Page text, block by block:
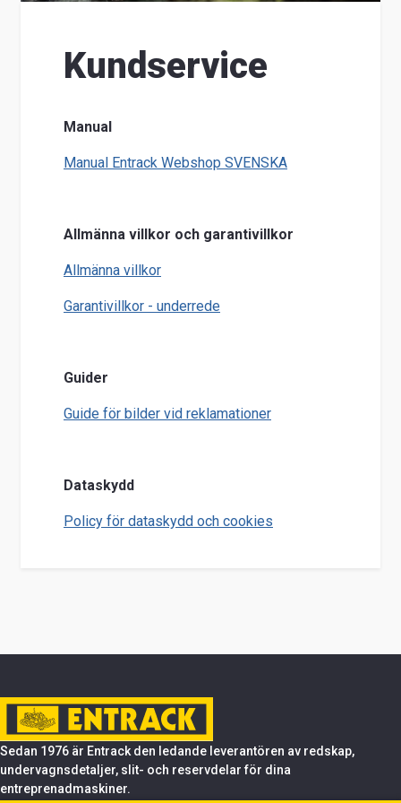
Kundservice
Manual
Manual Entrack Webshop SVENSKA
Allmänna villkor och garantivillkor
Allmänna villkor
Garantivillkor - underrede
Guider
Guide för bilder vid reklamationer
Dataskydd
Policy för dataskydd och cookies
Sedan 1976 är Entrack den ledande leverantören av redskap,
undervagnsdetaljer, slit- och reservdelar för dina
entreprenadmaskiner.